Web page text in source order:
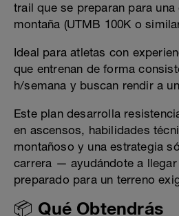
trail que se preparan para
montaña (UTMB 100K o
Ideal para atletas con
que entrenan de forma
h/semana y buscan rendir a
Este plan desarrolla
en ascensos, habilidades
montañoso y una estrategia
carrera — ayudándote a
preparado para un terreno
📦 Qué Obtendrás